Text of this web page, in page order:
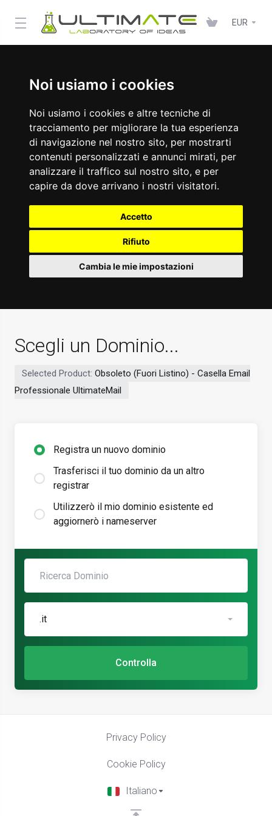
Noi usiamo i cookies
Noi usiamo i cookies e altre tecniche di
tracciamento per migliorare la tua esperienza
di navigazione nel nostro sito, per mostrarti
contenuti personalizzati e annunci mirati, per
analizzare il traffico sul nostro sito, e per
capire da dove arrivano i nostri visitatori.
Accetto
Rifiuto
Cambia le mie impostazioni
EUR
Scegli un Dominio...
Selected Product: Obsoleto (Fuori Listino) - Casella Email
Professionale UltimateMail
Registra un nuovo dominio
Trasferisci il tuo dominio da un altro
registrar
Utilizzerò il mio dominio esistente ed
aggiornerò i nameserver
.it
Controlla
Privacy Policy
Cookie Policy
Italiano